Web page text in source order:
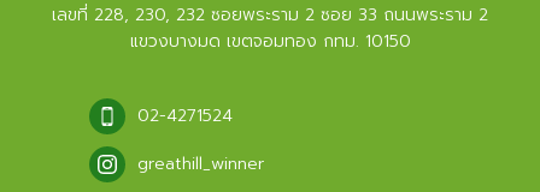
เลขที่ 228, 230, 232 ซอยพระราม 2 ซอย 33 ถนนพระราม 2
แขวงบางมด เขตจอมทอง กทม. 10150
02-4271524
greathill_winner